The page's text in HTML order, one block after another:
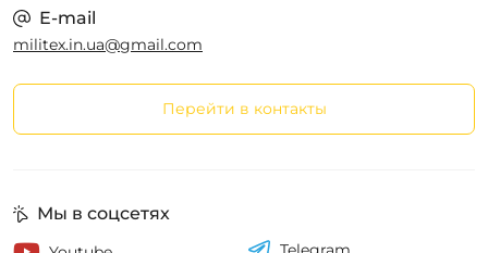
E-mail
militex.in.ua@gmail.com
Перейти в контакты
Мы в соцсетях